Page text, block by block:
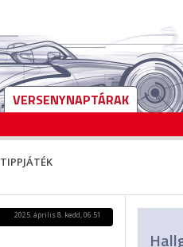
VERSENYNAPTÁRAK
TIPPJÁTÉK
2025. április 8. kedd, 06:51